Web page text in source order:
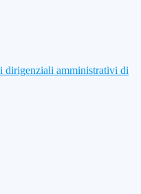
dirigenziali amministrativi di